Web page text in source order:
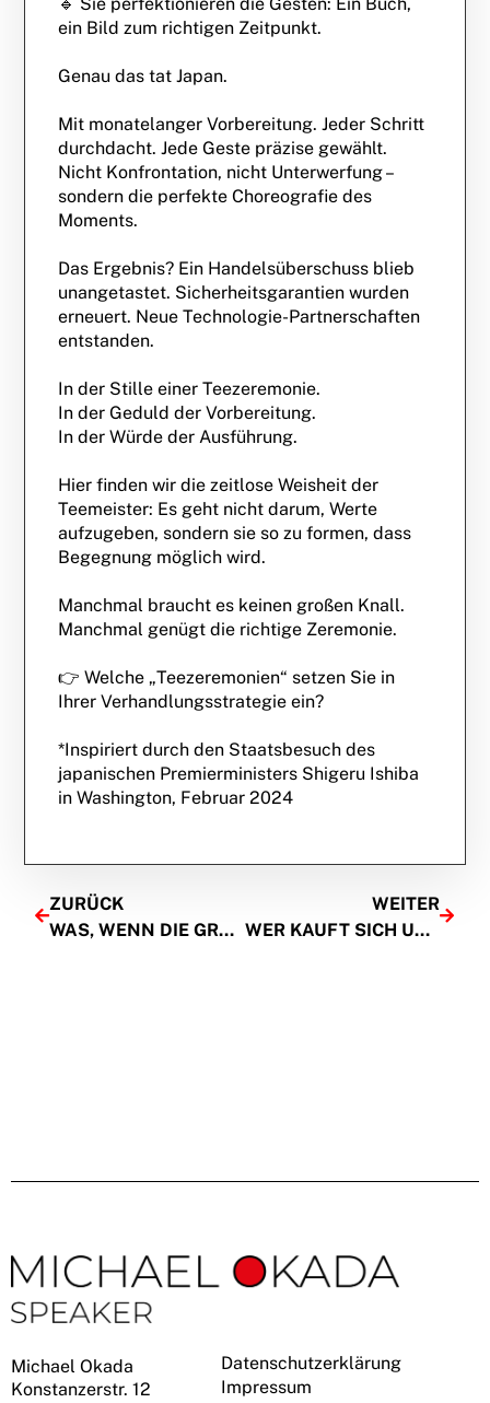
ein Bild zum richtigen Zeitpunkt.
Genau das tat Japan.
Mit monatelanger Vorbereitung. Jeder Schritt
durchdacht. Jede Geste präzise gewählt.
Nicht Konfrontation, nicht Unterwerfung –
sondern die perfekte Choreografie des
Moments.
Das Ergebnis? Ein Handelsüberschuss blieb
unangetastet. Sicherheitsgarantien wurden
erneuert. Neue Technologie-Partnerschaften
entstanden.
In der Stille einer Teezeremonie.
In der Geduld der Vorbereitung.
In der Würde der Ausführung.
Hier finden wir die zeitlose Weisheit der
Teemeister: Es geht nicht darum, Werte
aufzugeben, sondern sie so zu formen, dass
Begegnung möglich wird.
Manchmal braucht es keinen großen Knall.
Manchmal genügt die richtige Zeremonie.
👉 Welche „Teezeremonien“ setzen Sie in
Ihrer Verhandlungsstrategie ein?
*Inspiriert durch den Staatsbesuch des
japanischen Premierministers Shigeru Ishiba
in Washington, Februar 2024
ZURÜCK
WAS, WENN DIE GRANDE NATION DER PÂTISSERIE IHREN THRON VERLIERT?
WEITER
WER KAUFT SICH UNSERE ZUKUNFT?
Michael Okada
Konstanzerstr. 12
Datenschutzerklärung
Impressum